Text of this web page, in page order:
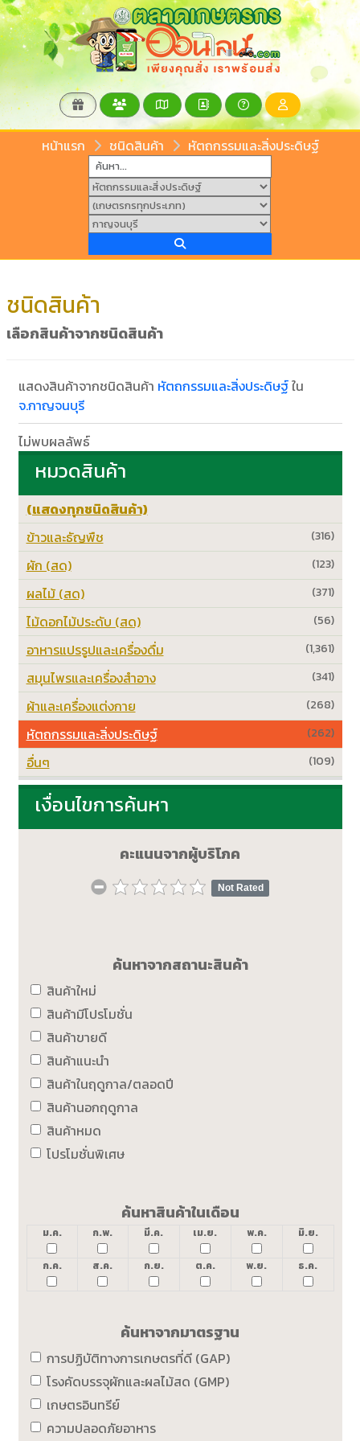
หน้าแรก ชนิดสินค้า หัตถกรรมและสิ่งประดิษฐ์
ชนิดสินค้า
เลือกสินค้าจากชนิดสินค้า
แสดงสินค้าจากชนิดสินค้า หัตถกรรมและสิ่งประดิษฐ์ใน
จ.กาญจนบุรี
ไม่พบผลลัพธ์
หมวดสินค้า
(แสดงทุกชนิดสินค้า)
(316)
ข้าวและธัญพืช
(123)
ผัก (สด)
(371)
ผลไม้ (สด)
(56)
ไม้ดอกไม้ประดับ (สด)
(1,361)
อาหารแปรรูปและเครื่องดื่ม
(341)
สมุนไพรและเครื่องสำอาง
(268)
ผ้าและเครื่องแต่งกาย
(262)
หัตถกรรมและสิ่งประดิษฐ์
(109)
อื่นๆ
เงื่อนไขการค้นหา
คะแนนจากผู้บริโภค
Not Rated
ค้นหาจากสถานะสินค้า
สินค้าใหม่
สินค้ามีโปรโมชั่น
สินค้าขายดี
สินค้าแนะนำ
สินค้าในฤดูกาล/ตลอดปี
สินค้านอกฤดูกาล
สินค้าหมด
โปรโมชั่นพิเศษ
ค้นหาสินค้าในเดือน
ม.ค. ก.พ. มี.ค. เม.ย. พ.ค. มิ.ย.
ก.ค. ส.ค. ก.ย. ต.ค. พ.ย. ธ.ค.
ค้นหาจากมาตรฐาน
การปฏิบัติทางการเกษตรที่ดี (GAP)
โรงคัดบรรจุผักและผลไม้สด (GMP)
เกษตรอินทรีย์
ความปลอดภัยอาหาร